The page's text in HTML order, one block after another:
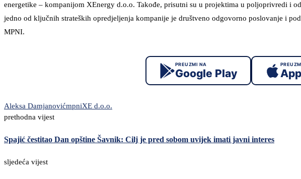
energetike – kompanijom XEnergy d.o.o. Takođe, prisutni su u projektima u poljoprivredi i
jedno od ključnih strateških opredjeljenja kompanije je društveno odgovorno poslovanje i
MPNI.
PREUZMI NA
Google Play
Aleksa DamjanovićmpniXE d.o.o.
prethodna vijest
Spajić čestitao Dan opštine Šavnik: Cilj je pred sobom uvijek imati javni interes
sljedeća vijest